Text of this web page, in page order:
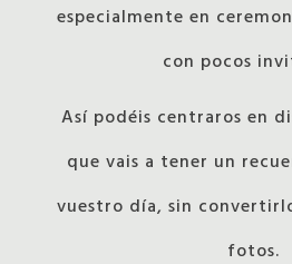
especialmente en
con pocos
Así podéis centraros en
que vais a tener un
vuestro día, sin
fotos.